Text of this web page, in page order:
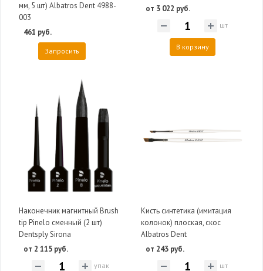
мм, 5 шт) Albatros Dent 4988-
003
461 руб.
Запросить
от 3 022 руб.
шт
В корзину
Наконечник магнитный Brush
tip Pinelo сменный (2 шт)
Dentsply Sirona
от 2 115 руб.
упак
Кисть синтетика (имитация
колонок) плоская, скос
Albatros Dent
от 243 руб.
шт